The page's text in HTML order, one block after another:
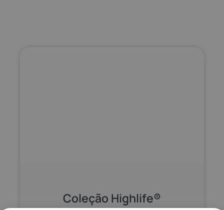
Coleção Highlife®